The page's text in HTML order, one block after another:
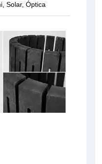
Solar, Óptica